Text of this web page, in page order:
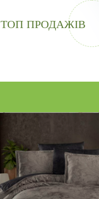
ТОП ПРОДАЖІВ